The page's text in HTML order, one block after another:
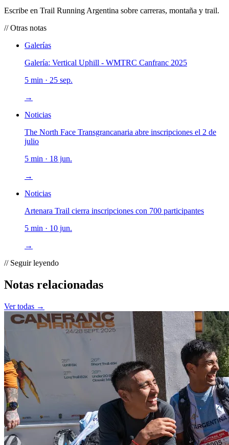
Escribe en Trail Running Argentina sobre carreras, montaña y trail.
// Otras notas
Galerías
Galería: Vertical Uphill - WMTRC Canfranc 2025
5 min · 25 sep.
→
Noticias
The North Face Transgrancanaria abre inscripciones el 2 de
julio
5 min · 18 jun.
→
Noticias
Artenara Trail cierra inscripciones con 700 participantes
5 min · 10 jun.
→
// Seguir leyendo
Notas relacionadas
Ver todas →